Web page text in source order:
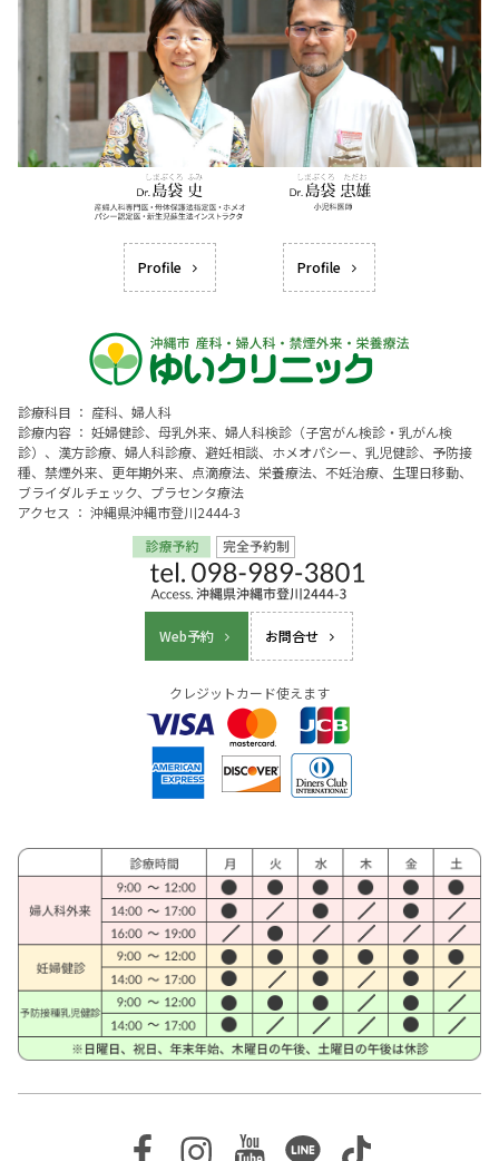
Profile Profile
診療科目 ： 産科、婦人科
診療内容 ： 妊婦健診、母乳外来、婦人科検診（子宮がん検診・乳がん検
診）、漢方診療、婦人科診療、避妊相談、ホメオパシー、乳児健診、予防接
種、禁煙外来、更年期外来、点滴療法、栄養療法、不妊治療、生理日移動、
ブライダルチェック、プラセンタ療法
アクセス ： 沖縄県沖縄市登川2444-3
Web予約 お問合せ
クレジットカード使えます
Facebook
Instagram
Youtube
LineTikTok